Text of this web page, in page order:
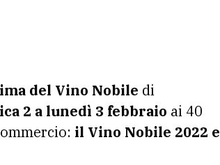
del Vino Nobile di
2 a lunedì 3 febbraio ai 40
il Vino Nobile 2022 e